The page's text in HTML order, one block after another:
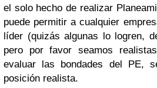
el solo hecho de realizar
puede permitir a cualquier
líder (quizás algunas lo logren,
pero por favor seamos
evaluar las bondades del PE,
posición realista.